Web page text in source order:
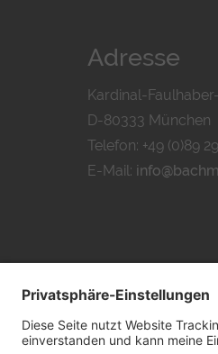
Adresse
Kardinal-
D-80333 München
Telefon: +49 (0)89
E-Mail: